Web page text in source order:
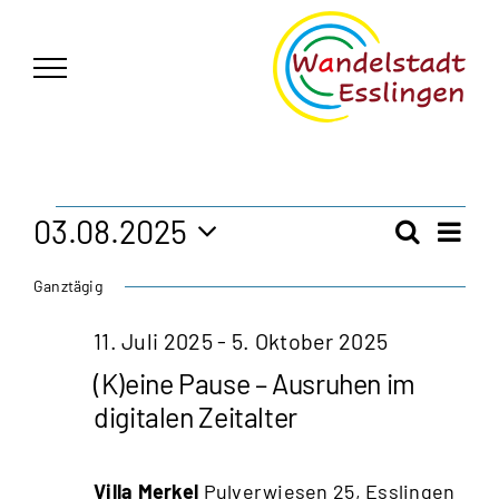
springen
Veranstaltungen
für
August
2025
und
Suche
Tag
03.08.2025
wählen.
Ganztägig
(K)eine Pause – Ausruhen im
digitalen Zeitalter
11. Juli 2025- 5. Oktober 2025
Villa Merkel Pulverwiesen 25, Esslingen